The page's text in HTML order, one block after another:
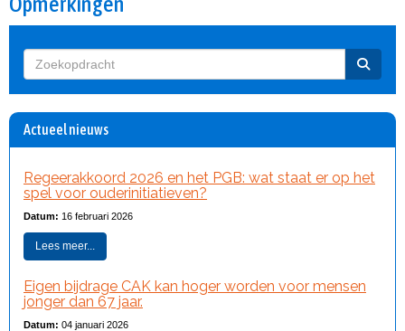
Actueel nieuws
Regeerakkoord 2026 en het PGB: wat staat er op het
spel voor ouderinitiatieven?
Datum: 16 februari 2026
Lees meer...
Eigen bijdrage CAK kan hoger worden voor mensen
jonger dan 67 jaar.
Datum: 04 januari 2026